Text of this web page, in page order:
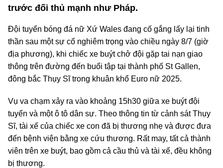
trước đối thủ mạnh như Pháp.
Đội tuyển bóng đá nữ Xứ Wales đang cố gắng lấy lại tinh
thần sau một sự cố nghiêm trọng vào chiều ngày 8/7 (giờ
địa phương), khi chiếc xe buýt chở đội gặp tai nạn giao
thông trên đường đến buổi tập tại thành phố St Gallen,
đông bắc Thụy Sĩ trong khuân khổ Euro nữ 2025.
Vụ va chạm xảy ra vào khoảng 15h30 giữa xe buýt đội
tuyển và một ô tô dân sự. Theo thông tin từ cảnh sát Thụy
Sĩ, tài xế của chiếc xe con đã bị thương nhẹ và được đưa
đến bệnh viện bằng xe cứu thương. Rất may, tất cả thành
viên trên xe buýt, bao gồm cả cầu thủ và tài xế, đều không
bị thương.